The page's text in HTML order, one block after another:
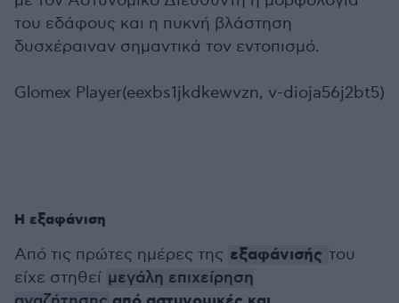
του εδάφους και η πυκνή βλάστηση
δυσχέραιναν σημαντικά τον εντοπισμό.
Glomex Player(eexbs1jkdkewvzn, v-dioja56j2bt5)
Η εξαφάνιση
Από τις πρώτες ημέρες της εξαφάνισής του
είχε στηθεί μεγάλη επιχείρηση